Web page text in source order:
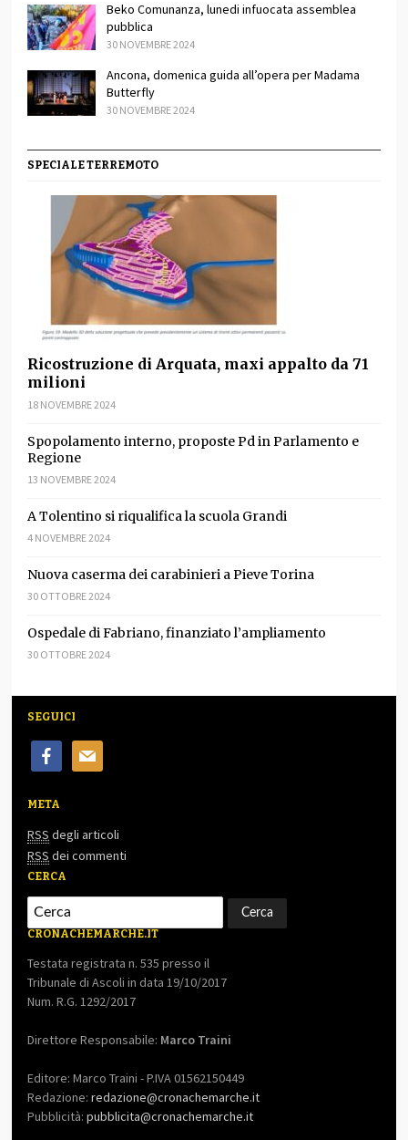
Beko Comunanza, lunedi infuocata assemblea
pubblica
30 NOVEMBRE 2024
Ancona, domenica guida all’opera per Madama
Butterfly
30 NOVEMBRE 2024
SPECIALE TERREMOTO
Ricostruzione di Arquata, maxi appalto da 71
milioni
18 NOVEMBRE 2024
Spopolamento interno, proposte Pd in Parlamento e
Regione
13 NOVEMBRE 2024
A Tolentino si riqualifica la scuola Grandi
4 NOVEMBRE 2024
Nuova caserma dei carabinieri a Pieve Torina
30 OTTOBRE 2024
Ospedale di Fabriano, finanziato l’ampliamento
30 OTTOBRE 2024
SEGUICI
facebookmail
META
RSS degli articoli
RSS dei commenti
CERCA
CRONACHEMARCHE.IT
Testata registrata n. 535 presso il
Tribunale di Ascoli in data 19/10/2017
Num. R.G. 1292/2017
Direttore Responsabile: Marco Traini
Editore: Marco Traini - P.IVA 01562150449
Redazione:redazione@cronachemarche.it
Pubblicità:pubblicita@cronachemarche.it